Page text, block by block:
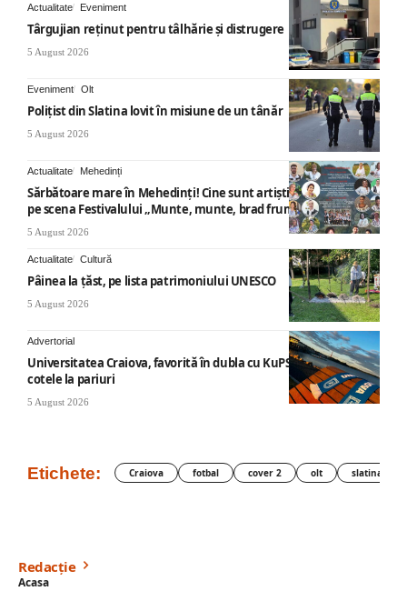
Actualitate Eveniment
Târgujian reținut pentru tâlhărie și distrugere
5 August 2026
Eveniment Olt
Polițist din Slatina lovit în misiune de un tânăr
5 August 2026
Actualitate Mehedinți
Sărbătoare mare în Mehedinți! Cine sunt artiștii care vor urca
pe scena Festivalului „Munte, munte, brad frumos”
5 August 2026
Actualitate Cultură
Pâinea la țăst, pe lista patrimoniului UNESCO
5 August 2026
Advertorial
Universitatea Craiova, favorită în dubla cu KuPS: Cum arată
cotele la pariuri
5 August 2026
Etichete: Craiova fotbal cover 2 olt slatina
Redacție
Acasa